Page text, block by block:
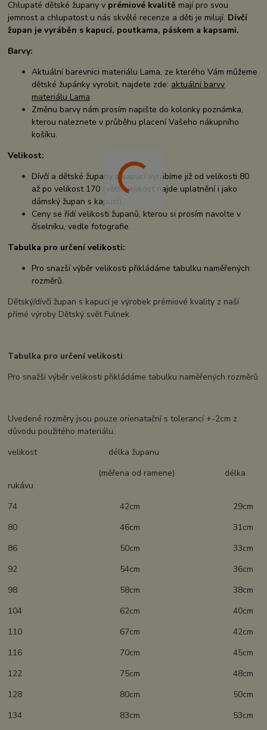
Chlupaté dětské župany v prémiové kvalitě mají pro svou
jemnost a chlupatost u nás skvělé recenze a děti je milují. Dívčí
župan je vyráběn s kapucí, poutkama, páskem a kapsami.
Barvy:
Aktuální barevnici materiálu Lama, ze kterého Vám můžeme
dětské župánky vyrobit, najdete zde: aktuální barvy
materiálu Lama
Změnu barvy nám prosím napište do kolonky poznámka,
kterou naleznete v průběhu placení Vašeho nákupního
košíku.
Velikost:
Dívčí a dětské župany s kapucí vyrábíme již od velikosti 80
až po velikost 170 (větší velikost najde uplatnění i jako
dámský župan s kapucí).
Ceny se řídí velikosti županů, kterou si prosím navolte v
číselníku, vedle fotografie.
Tabulka pro určení velikosti:
Pro snazší výběr velikosti přikládáme tabulku naměřených
rozměrů.
Dětský/dívčí župan s kapucí je výrobek prémiové kvality z naší
přímé výroby Dětský svět Fulnek
Tabulka pro určení velikosti
Pro snažší výběr velikosti přikládáme tabulku naměřených rozměrů
Uvedené rozměry jsou pouze orienatační s tolerancí +-2cm z
důvodu použitého materiálu.
velikost délka županu
(měřena od ramene) délka
rukávu
74 42cm 29cm
80 46cm 31cm
86 50cm 33cm
92 54cm 36cm
98 58cm 38cm
104 62cm 40cm
110 67cm 42cm
116 70cm 45cm
122 75cm 48cm
128 80cm 50cm
134 83cm 53cm